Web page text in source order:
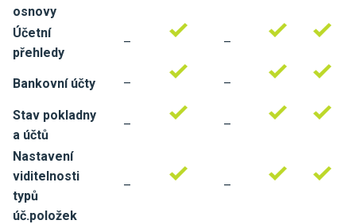
osnovy
Účetní
přehledy
– –
Bankovní účty – –
Stav pokladny
a účtů
– –
Nastavení
viditelnosti
typů
úč.položek
– –